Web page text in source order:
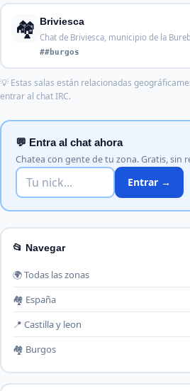
🏘️ Briviesca
Chat de Briviesca, municipio de la
##burgos
💡 Estas salas están relacionadas
entrar al chat IRC.
💬 Entra al chat ahora
Chatea con gente de tu zona. Gratis, sin
Entrar →
📂 Navegar
🌍 Todas las zonas
🏘️ España
📍 Castilla y leon
🏘️ Burgos